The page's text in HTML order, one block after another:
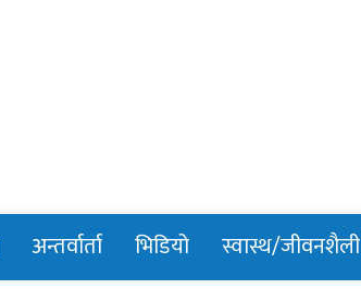
अन्तर्वार्ता भिडियो स्वास्थ/जीवनशैली